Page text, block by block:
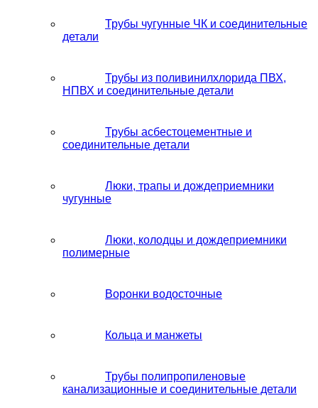
Трубы чугунные ЧК и соединительные
детали
Трубы из поливинилхлорида ПВХ,
НПВХ и соединительные детали
Трубы асбестоцементные и
соединительные детали
Люки, трапы и дождеприемники
чугунные
Люки, колодцы и дождеприемники
полимерные
Воронки водосточные
Кольца и манжеты
Трубы полипропиленовые
канализационные и соединительные детали